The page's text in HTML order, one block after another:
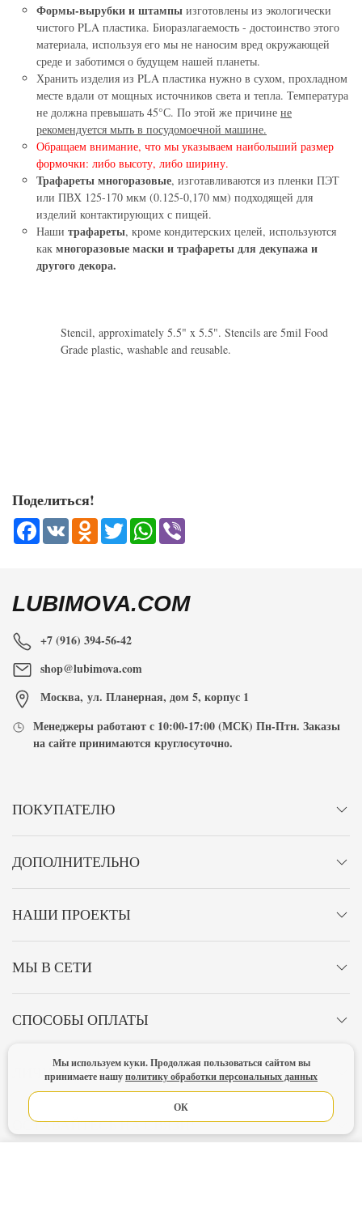
Формы-вырубки и штампы изготовлены из экологически
чистого PLA пластика. Биоразлагаемость - достоинство этого
материала, используя его мы не наносим вред окружающей
среде и заботимся о будущем нашей планеты.
Хранить изделия из PLA пластика нужно в сухом, прохладном
месте вдали от мощных источников света и тепла. Температура
не должна превышать 45°С. По этой же причине не
рекомендуется мыть в посудомоечной машине.
Обращаем внимание, что мы указываем наибольший размер
формочки: либо высоту, либо ширину.
Трафареты многоразовые, изготавливаются из пленки ПЭТ
или ПВХ 125-170 мкм (0.125-0,170 мм) подходящей для
изделий контактирующих с пищей.
Наши трафареты, кроме кондитерских целей, используются
как многоразовые маски и трафареты для декупажа и
другого декора.
Stencil, approximately 5.5" x 5.5". Stencils are 5mil Food
Grade plastic, washable and reusable.
Поделиться!
Facebook
VK Odnoklassniki
TwitterWhatsApp
LUBIMOVA.COM
+7 (916) 394-56-42
shop@lubimova.com
Москва, ул. Планерная, дом 5, корпус 1
Менеджеры работают с 10:00-17:00(МСК) Пн-Птн. Заказы
на сайте принимаются круглосуточно.
ПОКУПАТЕЛЮ
ДОПОЛНИТЕЛЬНО
НАШИ ПРОЕКТЫ
МЫ В СЕТИ
СПОСОБЫ ОПЛАТЫ
ЛИЧНЫЙ КАБИНЕТ
ОСТАВАЙТЕСЬ НА СВЯЗИ!
Мы используем куки. Продолжая пользоваться сайтом вы
принимаете нашуполитику обработки персональных данных
ОК